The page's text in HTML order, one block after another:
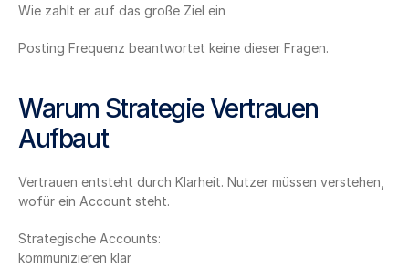
Wie zahlt er auf das große Ziel ein
Posting Frequenz beantwortet keine dieser Fragen.
Warum Strategie Vertrauen
Aufbaut
Vertrauen entsteht durch Klarheit. Nutzer müssen verstehen,
wofür ein Account steht.
Strategische Accounts:
kommunizieren klar